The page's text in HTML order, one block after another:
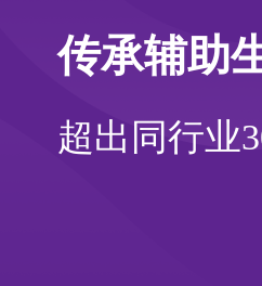
传承辅助
超出同行业